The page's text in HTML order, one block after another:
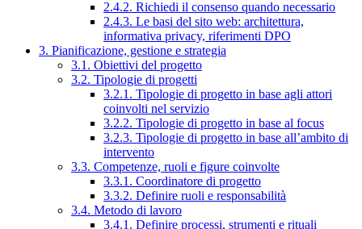
2.4.2. Richiedi il consenso quando necessario
2.4.3. Le basi del sito web: architettura,
informativa privacy, riferimenti DPO
3. Pianificazione, gestione e strategia
3.1. Obiettivi del progetto
3.2. Tipologie di progetti
3.2.1. Tipologie di progetto in base agli attori
coinvolti nel servizio
3.2.2. Tipologie di progetto in base al focus
3.2.3. Tipologie di progetto in base all’ambito di
intervento
3.3. Competenze, ruoli e figure coinvolte
3.3.1. Coordinatore di progetto
3.3.2. Definire ruoli e responsabilità
3.4. Metodo di lavoro
3.4.1. Definire processi, strumenti e rituali